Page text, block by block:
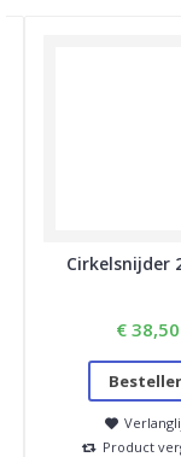
Cirkelsnijder
€ 38,50
Product